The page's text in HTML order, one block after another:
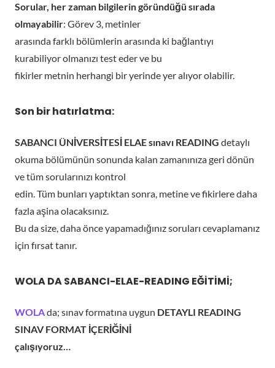
Sorular, her zaman bilgilerin göründüğü sırada
olmayabilir: Görev 3, metinler
arasında farklı bölümlerin arasında ki bağlantıyı
kurabiliyor olmanızı test eder ve bu
fikirler metnin herhangi bir yerinde yer alıyor olabilir.
Son bir hatırlatma:
SABANCI ÜNİVERSİTESİ ELAE sınavı READING detaylı
okuma bölümünün sonunda kalan zamanınıza geri dönün
ve tüm sorularınızı kontrol
edin. Tüm bunları yaptıktan sonra, metine ve fikirlere daha
fazla aşina olacaksınız.
Bu da size, daha önce yapamadığınız soruları cevaplamanız
için fırsat tanır.
WOLA DA SABANCI-ELAE-READING EĞİTİMİ;
WOLAda; sınav formatına uygun DETAYLI READING
SINAV FORMAT İÇERİĞİNİ
çalışıyoruz…